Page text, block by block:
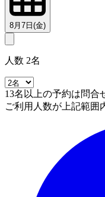
8月7日(金)
人数 2名
13名以上の予約は問合
ご利用人数が上記範囲